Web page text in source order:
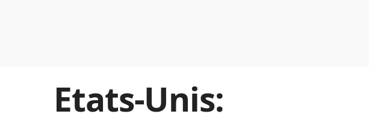
Etats-Unis: